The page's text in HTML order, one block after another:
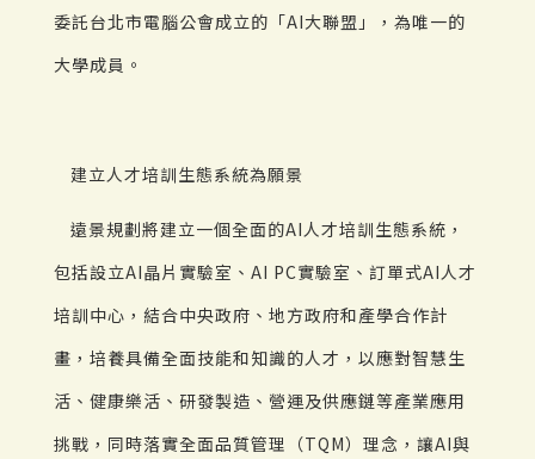
委託台北市電腦公會成立的「AI大聯盟」，為唯一的
大學成員。
建立人才培訓生態系統為願景
遠景規劃將建立一個全面的AI人才培訓生態系統，
包括設立AI晶片實驗室、AI PC實驗室、訂單式AI人才
培訓中心，結合中央政府、地方政府和產學合作計
畫，培養具備全面技能和知識的人才，以應對智慧生
活、健康樂活、研發製造、營運及供應鏈等產業應用
挑戰，同時落實全面品質管理（TQM）理念，讓AI與